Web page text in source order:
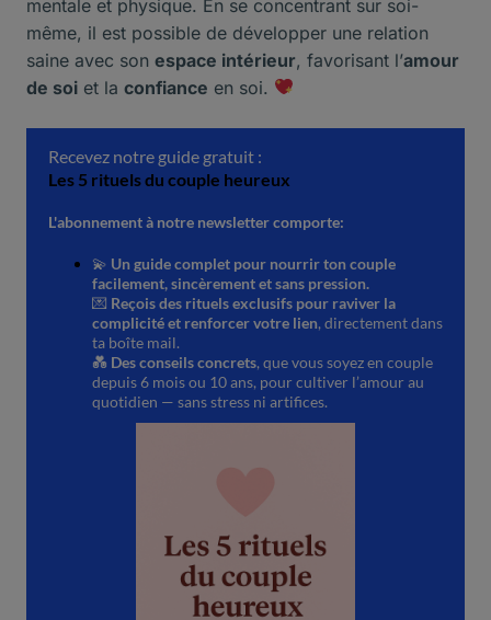
mentale et physique. En se concentrant sur soi-
même, il est possible de développer une relation
saine avec son espace intérieur, favorisant l’amour
de soi et la confiance en soi.